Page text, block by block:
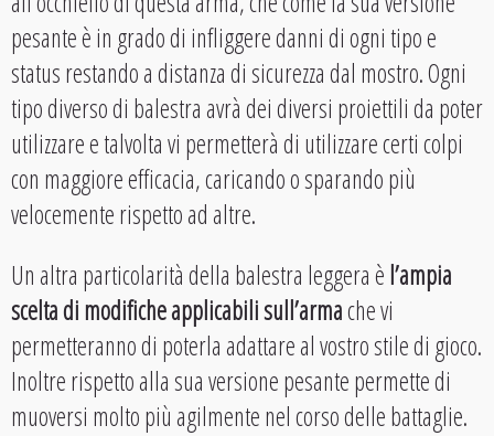
pesante è in grado di infliggere danni di ogni tipo e
status restando a distanza di sicurezza dal mostro. Ogni
tipo diverso di balestra avrà dei diversi proiettili da poter
utilizzare e talvolta vi permetterà di utilizzare certi colpi
con maggiore efficacia, caricando o sparando più
velocemente rispetto ad altre.
Un altra particolarità della balestra leggera èl’ampia
scelta di modifiche applicabili sull’armache vi
permetteranno di poterla adattare al vostro stile di gioco.
Inoltre rispetto alla sua versione pesante permette di
muoversi molto più agilmente nel corso delle battaglie.